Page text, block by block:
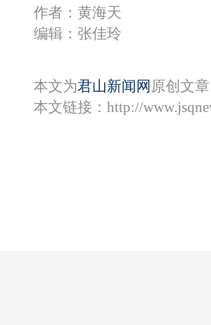
作者：黄海天
编辑：张佳玲
本文为君山新闻网 原创文
本文链接： http://